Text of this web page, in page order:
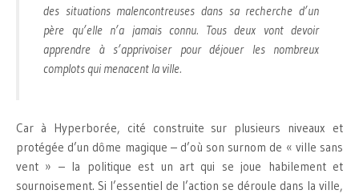
des situations malencontreuses dans sa recherche d’un
père qu’elle n’a jamais connu. Tous deux vont devoir
apprendre à s’apprivoiser pour déjouer les nombreux
complots qui menacent la ville.
Car à Hyperborée, cité construite sur plusieurs niveaux et
protégée d’un dôme magique – d’où son surnom de « ville sans
vent » – la politique est un art qui se joue habilement et
sournoisement. Si l’essentiel de l’action se déroule dans la ville,